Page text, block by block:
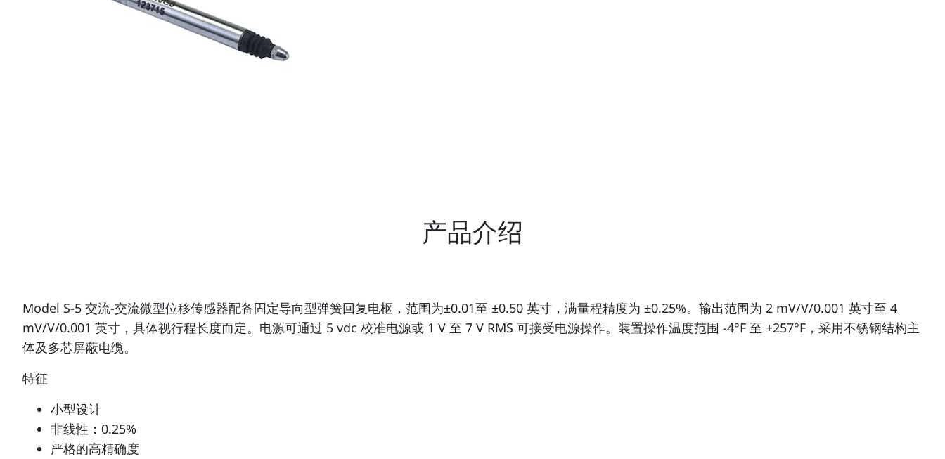
产品介绍
Model S-5 交流-交流微型位移传感器配备固定导向型弹簧回复电枢，范围为±0.01至 ±0.50 英寸，满量程精度为 ±0.25%。输出范围为 2 mV/V/0.001 英寸至 4
mV/V/0.001 英寸，具体视行程长度而定。电源可通过 5 vdc 校准电源或 1 V 至 7 V RMS 可接受电源操作。装置操作温度范围 -4°F 至 +257°F，采用不锈钢结构主
体及多芯屏蔽电缆。
特征
小型设计
非线性：0.25%
严格的高精确度